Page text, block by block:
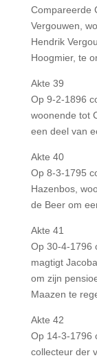
Compareerde
Vergouwen,
Hendrik
Hoogmier, te
Akte 39
Op 9-2-1896
woonende tot
een deel van
Akte 40
Op 8-3-1795
Hazenbos,
de Beer om
Akte 41
Op 30-4-1796
magtigt
om zijn
Maazen te
Akte 42
Op 14-3-1796
collecteur der